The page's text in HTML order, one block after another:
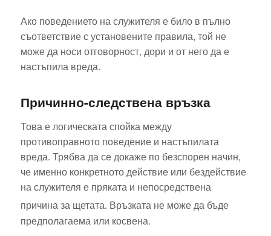
Ако поведението на служителя е било в пълно
съответствие с установените правила, той не
може да носи отговорност, дори и от него да е
настъпила вреда.
Причинно-следствена връзка
Това е логическата спойка между
противоправното поведение и настъпилата
вреда. Трябва да се докаже по безспорен начин,
че именно конкретното действие или бездействие
на служителя е пряката и непосредствена
причина за щетата. Връзката не може да бъде
предполагаема или косвена.